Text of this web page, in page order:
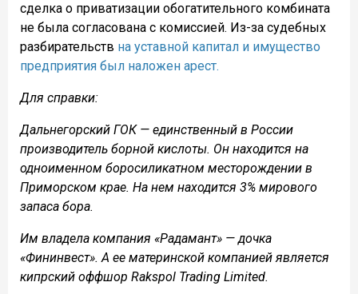
сделка о приватизации обогатительного комбината
не была согласована с комиссией. Из-за судебных
разбирательств на уставной капитал и имущество
предприятия был наложен арест.
Для справки:
Дальнегорский ГОК — единственный в России
производитель борной кислоты. Он находится на
одноименном боросиликатном месторождении в
Приморском крае. На нем находится 3% мирового
запаса бора.
Им владела компания «Радамант» — дочка
«Фининвест». А ее материнской компанией является
кипрский оффшор Rakspol Trading Limited.